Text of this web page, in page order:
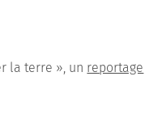
la terre », un reportage